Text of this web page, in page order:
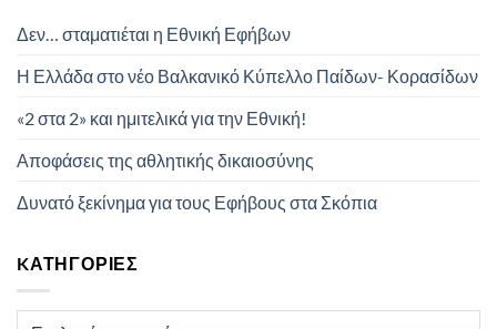
Δεν… σταματιέται η Εθνική Εφήβων
Η Ελλάδα στο νέο Βαλκανικό Κύπελλο Παίδων- Κορασίδων
«2 στα 2» και ημιτελικά για την Εθνική!
Αποφάσεις της αθλητικής δικαιοσύνης
Δυνατό ξεκίνημα για τους Εφήβους στα Σκόπια
KΑΤΗΓΟΡΊΕΣ
Kατηγορίες